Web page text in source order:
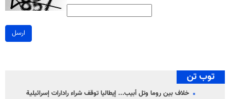
ارسل
توب تن
خلاف بين روما وتل أبيب... إيطاليا توقف شراء رادارات إسرائيلية